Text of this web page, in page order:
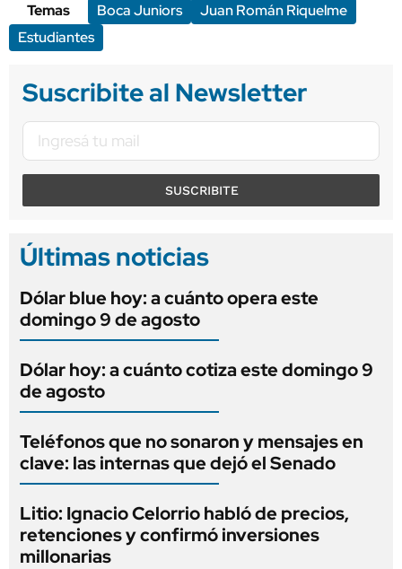
Temas
Boca Juniors
Juan Román Riquelme
Estudiantes
Suscribite al Newsletter
SUSCRIBITE
Últimas noticias
Dólar blue hoy: a cuánto opera este
domingo 9 de agosto
Dólar hoy: a cuánto cotiza este domingo 9
de agosto
Teléfonos que no sonaron y mensajes en
clave: las internas que dejó el Senado
Litio: Ignacio Celorrio habló de precios,
retenciones y confirmó inversiones
millonarias